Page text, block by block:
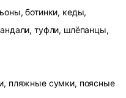
ботинки, кеды,
туфли, шлёпанцы,
пляжные сумки, поясные